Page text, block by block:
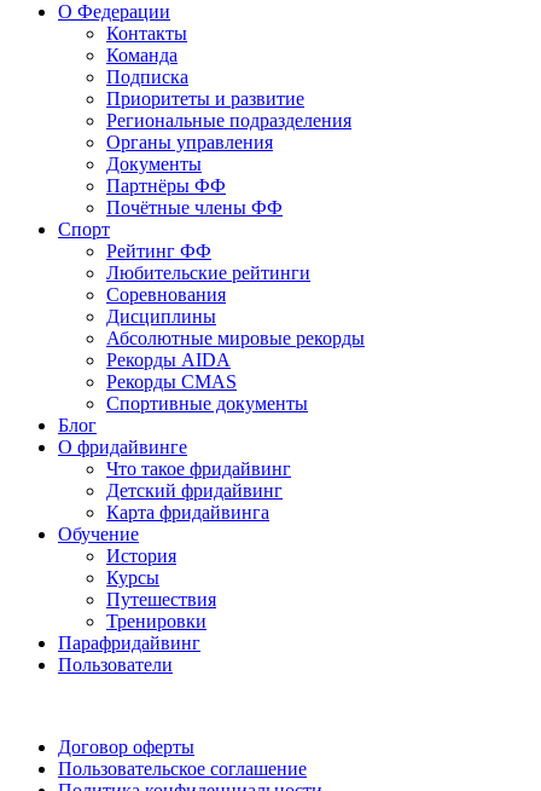
О Федерации
Контакты
Команда
Подписка
Приоритеты и развитие
Региональные подразделения
Органы управления
Документы
Партнёры ФФ
Почётные члены ФФ
Спорт
Рейтинг ФФ
Любительские рейтинги
Соревнования
Дисциплины
Абсолютные мировые рекорды
Рекорды AIDA
Рекорды CMAS
Спортивные документы
Блог
О фридайвинге
Что такое фридайвинг
Детский фридайвинг
Карта фридайвинга
Обучение
История
Курсы
Путешествия
Тренировки
Парафридайвинг
Пользователи
Договор оферты
Пользовательское соглашение